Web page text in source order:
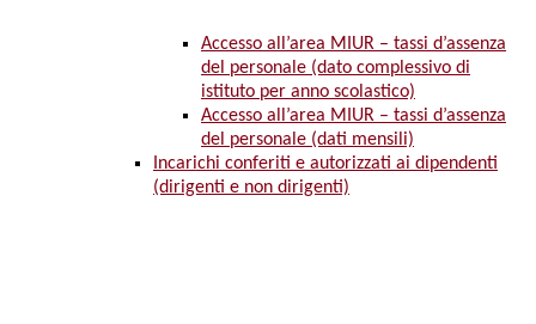
Accesso all’area MIUR – tassi d’assenza
del personale (dato complessivo di
istituto per anno scolastico)
Accesso all’area MIUR – tassi d’assenza
del personale (dati mensili)
Incarichi conferiti e autorizzati ai dipendenti
(dirigenti e non dirigenti)